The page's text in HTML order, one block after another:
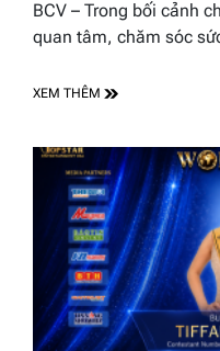
read
BCV – Trong bối cảnh
quan tâm, chăm sóc
XEM THÊM